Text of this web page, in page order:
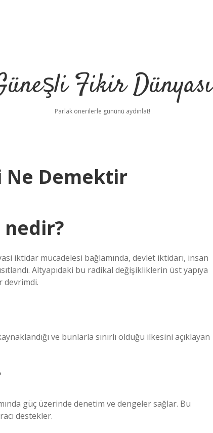
Fikir Dünyası
Parlak önerilerle gününü aydınlat!
Ne Demektir
nedir?
iktidar mücadelesi bağlamında, devlet iktidarı, insan
Altyapıdaki bu radikal değişikliklerin üst yapıya
devrimdi.
ve bunlarla sınırlı olduğu ilkesini açıklayan
güç üzerinde denetim ve dengeler sağlar. Bu
destekler.